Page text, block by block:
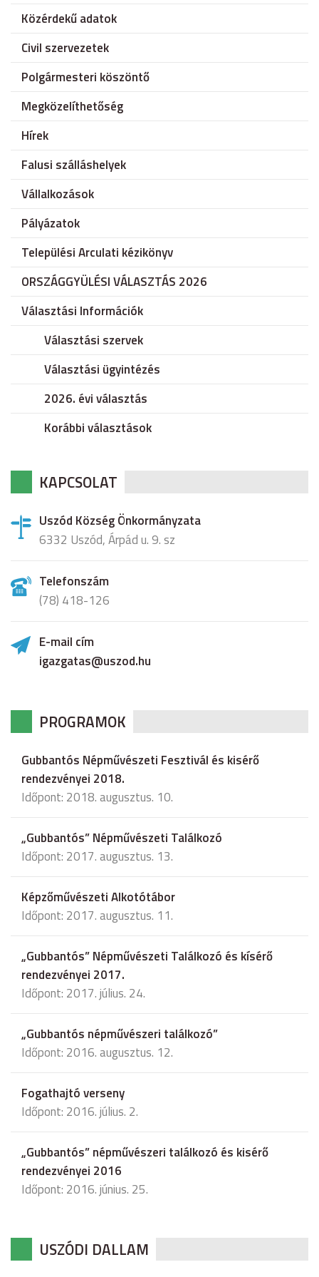
Közérdekű adatok
Civil szervezetek
Polgármesteri köszöntő
Megközelíthetőség
Hírek
Falusi szálláshelyek
Vállalkozások
Pályázatok
Települési Arculati kézikönyv
ORSZÁGGYÜLÉSI VÁLASZTÁS 2026
Választási Információk
Választási szervek
Választási ügyintézés
2026. évi választás
Korábbi választások
KAPCSOLAT
Uszód Község Önkormányzata
6332 Uszód, Árpád u. 9. sz
Telefonszám
(78) 418-126
E-mail cím
igazgatas@uszod.hu
PROGRAMOK
Gubbantós Népművészeti Fesztivál és kisérő
rendezvényei 2018.
Időpont: 2018. augusztus. 10.
„Gubbantós” Népművészeti Találkozó
Időpont: 2017. augusztus. 13.
Képzőművészeti Alkotótábor
Időpont: 2017. augusztus. 11.
„Gubbantós” Népművészeti Találkozó és kísérő
rendezvényei 2017.
Időpont: 2017. július. 24.
„Gubbantós népművészeri találkozó”
Időpont: 2016. augusztus. 12.
Fogathajtó verseny
Időpont: 2016. július. 2.
„Gubbantós” népművészeri találkozó és kisérő
rendezvényei 2016
Időpont: 2016. június. 25.
USZÓDI DALLAM